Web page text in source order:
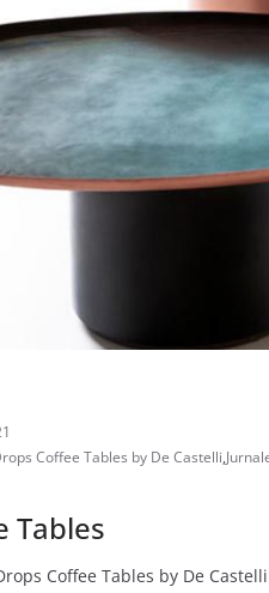
Coffee Tables by De Castelli,
Tables
Coffee Tables by De